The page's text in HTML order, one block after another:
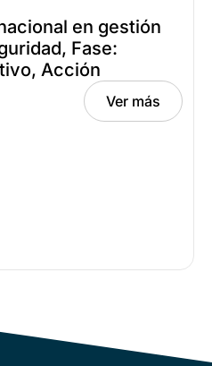
en gestión
Fase:
Acción
Manizales, julio 1,
Ver más